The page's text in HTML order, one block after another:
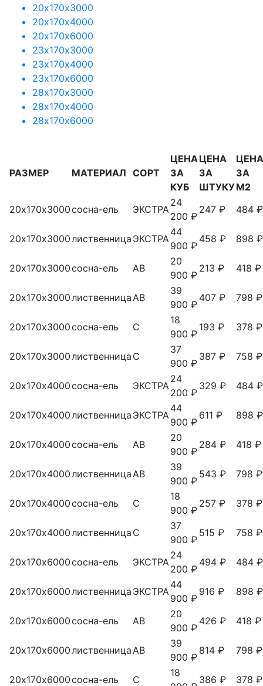
20х170х3000
20х170х4000
20х170х6000
23х170х3000
23х170х4000
23х170х6000
28х170х3000
28х170х4000
28х170х6000
РАЗМЕР МАТЕРИАЛ СОРТ
ЦЕНА
ЗА
КУБ
ЦЕНА
ЗА
ШТУКУ
ЦЕНА
ЗА
М2
20х170х3000сосна-ель ЭКСТРА
24
200 ₽
247 ₽ 484 ₽
20х170х3000лиственница ЭКСТРА
44
900 ₽
458 ₽ 898 ₽
20х170х3000сосна-ель АВ
20
900 ₽
213 ₽ 418 ₽
20х170х3000лиственница АВ
39
900 ₽
407 ₽ 798 ₽
20х170х3000сосна-ель С
18
900 ₽
193 ₽ 378 ₽
20х170х3000лиственница С
37
900 ₽
387 ₽ 758 ₽
20х170х4000сосна-ель ЭКСТРА
24
200 ₽
329 ₽ 484 ₽
20х170х4000лиственница ЭКСТРА
44
900 ₽
611 ₽ 898 ₽
20х170х4000сосна-ель АВ
20
900 ₽
284 ₽ 418 ₽
20х170х4000лиственница АВ
39
900 ₽
543 ₽ 798 ₽
20х170х4000сосна-ель С
18
900 ₽
257 ₽ 378 ₽
20х170х4000лиственница С
37
900 ₽
515 ₽ 758 ₽
20х170х6000сосна-ель ЭКСТРА
24
200 ₽
494 ₽ 484 ₽
20х170х6000лиственница ЭКСТРА
44
900 ₽
916 ₽ 898 ₽
20х170х6000сосна-ель АВ
20
900 ₽
426 ₽ 418 ₽
20х170х6000лиственница АВ
39
900 ₽
814 ₽ 798 ₽
20х170х6000сосна-ель С
18
386 ₽ 378 ₽